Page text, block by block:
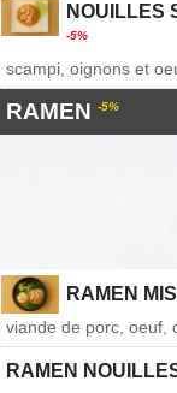
NOUILLES
-5%
scampi, oignons et
RAMEN -5%
RAMEN
viande de porc, oeuf,
RAMEN